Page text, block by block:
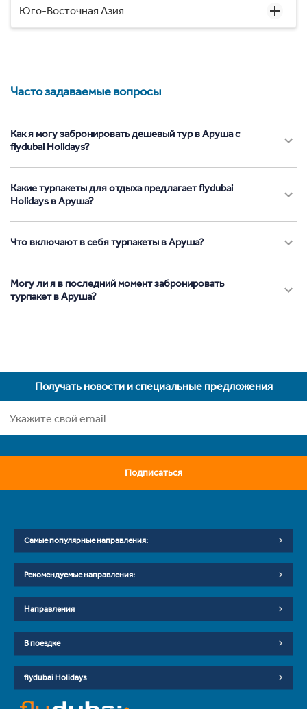
Юго-Восточная Азия
Часто задаваемые вопросы
Как я могу забронировать дешевый тур в Аруша с
flydubai Holidays?
Какие турпакеты для отдыха предлагает flydubai
Holidays в Аруша?
Что включают в себя турпакеты в Аруша?
Могу ли я в последний момент забронировать
турпакет в Аруша?
Получать новости и специальные предложения
Подписаться
Самые популярные направления:
Рекомендуемые направления:
Направления
В поездке
flydubai Holidays